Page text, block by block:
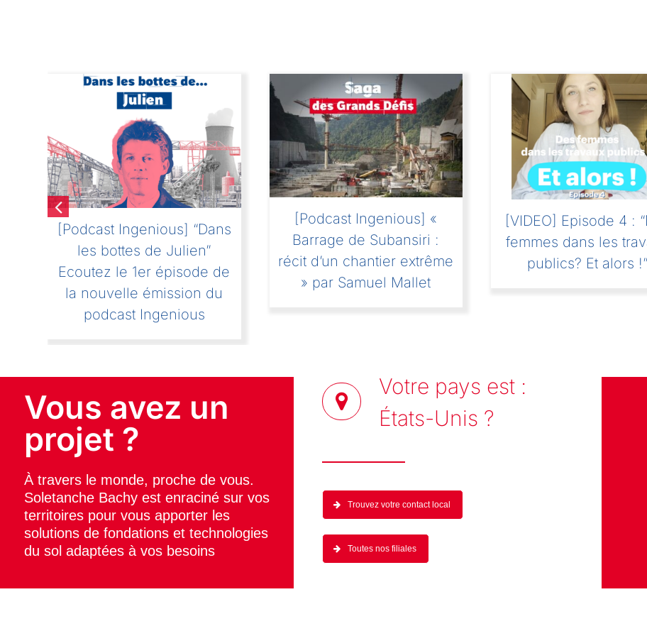
[Podcast Ingenious] “Dans
les bottes de Julien”
Ecoutez le 1er épisode de
la nouvelle émission du
podcast Ingenious
[Podcast Ingenious] «
Barrage de Subansiri :
récit d’un chantier extrême
» par Samuel Mallet
[VIDEO] Episode 4 :
femmes dans les
publics? Et alors !”
Vous avez un
projet ?
À travers le monde, proche de vous.
Soletanche Bachy est enraciné sur vos
territoires pour vous apporter les
solutions de fondations et technologies
du sol adaptées à vos besoins
Votre pays est :
États-Unis ?
Trouvez votre contact local
Toutes nos filiales